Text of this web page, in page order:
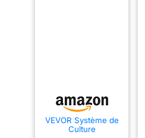
VEVOR Système de
Culture